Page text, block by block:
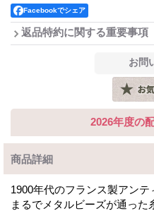
Facebookでシェア
返品特約に関する重要事項
2026年度の
商品詳細
1900年代のフランス製アンテ
まるでメタルビーズが通った